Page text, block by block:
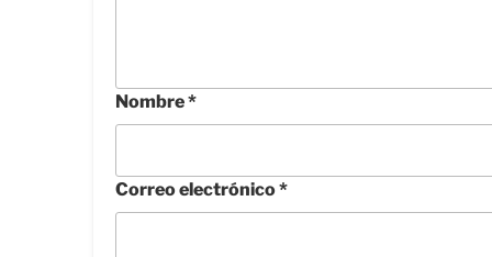
Nombre*
Correo electrónico*